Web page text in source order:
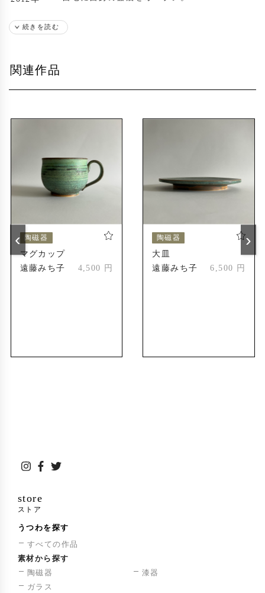
出展歴
2005年
えべつやきもの市
受賞歴
2010年
続きを読む
関連作品
陶磁器
マグカップ
遠藤みち子
4,500 円
陶磁器
大皿
遠藤みち子
6,500 円
‹ ›
store
ストア
うつわを探す
すべての作品
素材から探す
陶磁器
漆器
ガラス